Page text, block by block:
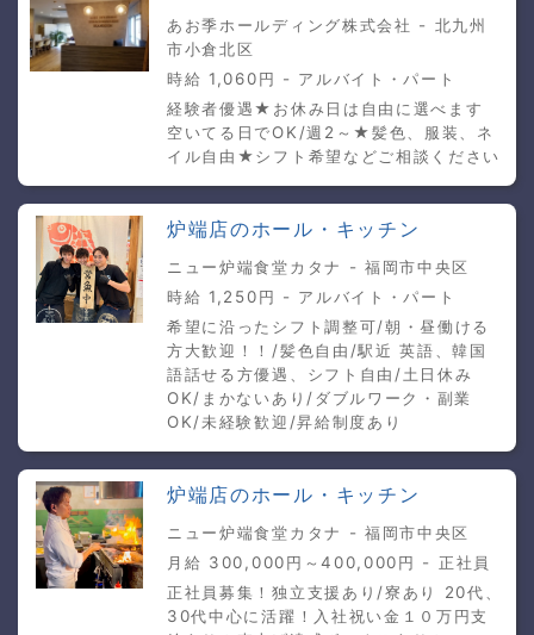
あお季ホールディング株式会社 - 北九州
市小倉北区
時給 1,060円 - アルバイト・パート
経験者優遇★お休み日は自由に選べます
空いてる日でOK/週2～★髪色、服装、ネ
イル自由★シフト希望などご相談ください
炉端店のホール・キッチン
ニュー炉端食堂カタナ - 福岡市中央区
時給 1,250円 - アルバイト・パート
希望に沿ったシフト調整可/朝・昼働ける
方大歓迎！！/髪色自由/駅近 英語、韓国
語話せる方優遇、シフト自由/土日休み
OK/まかないあり/ダブルワーク・副業
OK/未経験歓迎/昇給制度あり
炉端店のホール・キッチン
ニュー炉端食堂カタナ - 福岡市中央区
月給 300,000円～400,000円 - 正社員
正社員募集！独立支援あり/寮あり 20代、
30代中心に活躍！入社祝い金１０万円支